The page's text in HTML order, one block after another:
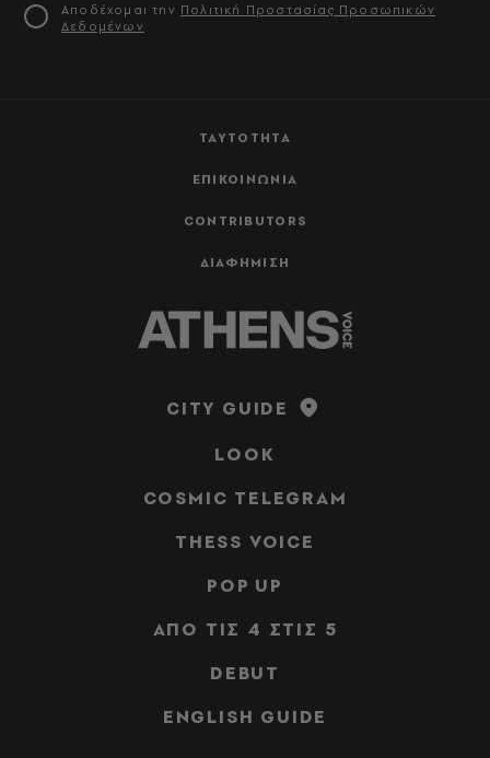
ΤΑΥΤΟΤΗΤΑ
ΕΠΙΚΟΙΝΩΝΙΑ
CONTRIBUTORS
ΔΙΑΦΗΜΙΣΗ
Αποδέχομαι την Πολιτική Προστασίας Προσωπικών
Δεδομένων
CITY GUIDE
LOOK
COSMIC TELEGRAM
THESS VOICE
POP UP
ΑΠΟ ΤΙΣ 4 ΣΤΙΣ 5
DEBUT
ENGLISH GUIDE